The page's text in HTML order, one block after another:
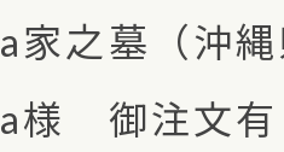
a家之墓（沖縄
a様 御注文有